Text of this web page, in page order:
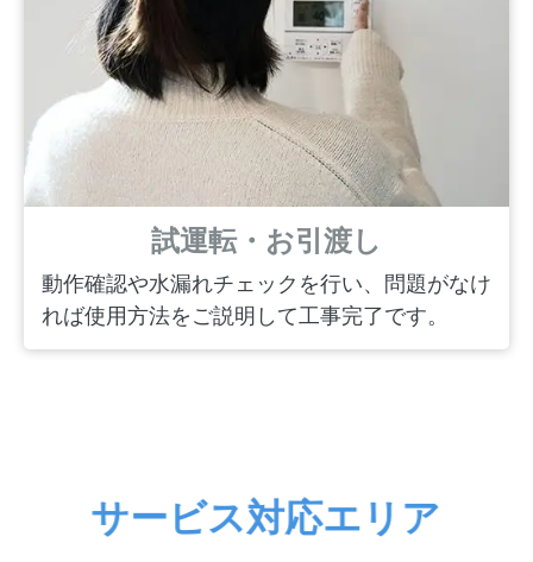
試運転・お引渡し
動作確認や水漏れチェックを行い、問題がなけ
れば使用方法をご説明して工事完了です。
サービス対応エリア